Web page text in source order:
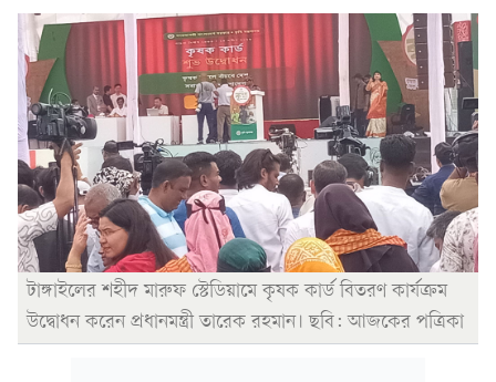
টাঙ্গাইলের শহীদ মারুফ স্টেডিয়ামে কৃষক কার্ড বিতরণ কার্যক্রম
উদ্বোধন করেন প্রধানমন্ত্রী তারেক রহমান। ছবি: আজকের পত্রিকা